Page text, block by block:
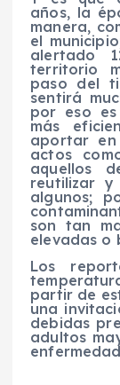
años, la
manera,
el
alertado
territorio
paso del
sentirá
por eso
más
aportar en
actos
aquellos
reutilizar
algunos;
son tan
elevadas o
Los
partir de
una
debidas
adultos